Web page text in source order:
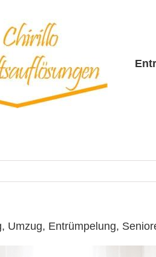
Entrümpelung,